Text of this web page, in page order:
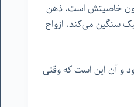
خاصیتش است. ذهن
سنگین می‌کند. ازواج
و آن این است که وقتی